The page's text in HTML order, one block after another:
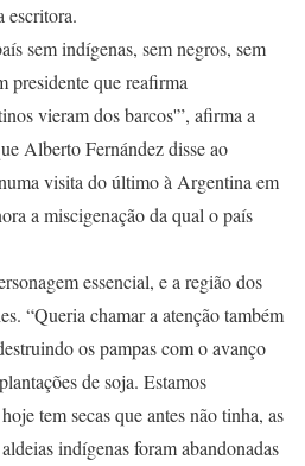
escritora.
sem indígenas, sem negros, sem
presidente que reafirma
vieram dos barcos'”, afirma a
Alberto Fernández disse ao
visita do último à Argentina em
a miscigenação da qual o país
essencial, e a região dos
“Queria chamar a atenção também
os pampas com o avanço
de soja. Estamos
tem secas que antes não tinha, as
indígenas foram abandonadas